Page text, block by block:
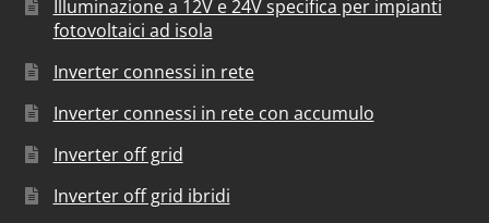
Illuminazione a 12V e 24V specifica per impianti
fotovoltaici ad isola
Inverter connessi in rete
Inverter connessi in rete con accumulo
Inverter off grid
Inverter off grid ibridi